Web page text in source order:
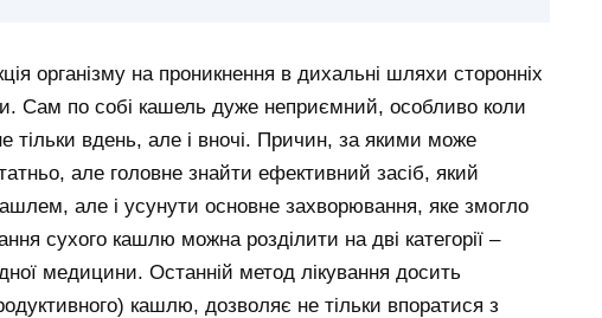
організму на проникнення в дихальні шляхи сторонніх
Сам по собі кашель дуже неприємний, особливо коли
тільки вдень, але і вночі. Причин, за якими може
але головне знайти ефективний засіб, який
але і усунути основне захворювання, яке змогло
сухого кашлю можна розділити на дві категорії –
медицини. Останній метод лікування досить
кашлю, дозволяє не тільки впоратися з